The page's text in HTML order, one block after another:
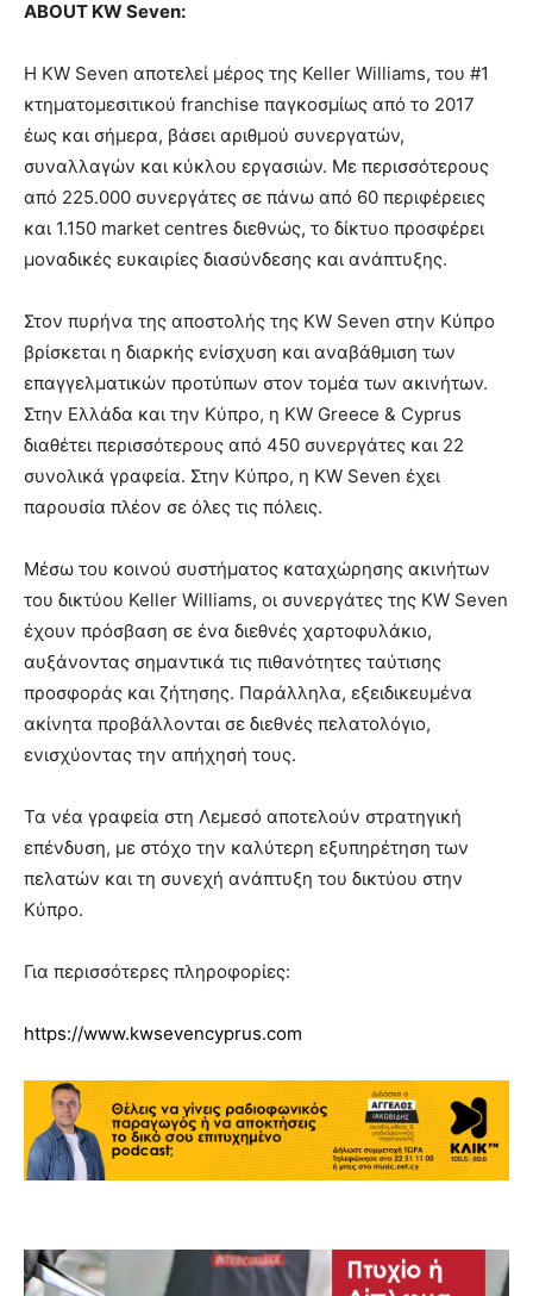
ABOUT KW Seven:
Η KW Seven αποτελεί μέρος της Keller Williams, του #1
κτηματομεσιτικού franchise παγκοσμίως από το 2017
έως και σήμερα, βάσει αριθμού συνεργατών,
συναλλαγών και κύκλου εργασιών. Με περισσότερους
από 225.000 συνεργάτες σε πάνω από 60 περιφέρειες
και 1.150 market centres διεθνώς, το δίκτυο προσφέρει
μοναδικές ευκαιρίες διασύνδεσης και ανάπτυξης.
Στον πυρήνα της αποστολής της KW Seven στην Κύπρο
βρίσκεται η διαρκής ενίσχυση και αναβάθμιση των
επαγγελματικών προτύπων στον τομέα των ακινήτων.
Στην Ελλάδα και την Κύπρο, η KW Greece & Cyprus
διαθέτει περισσότερους από 450 συνεργάτες και 22
συνολικά γραφεία. Στην Κύπρο, η KW Seven έχει
παρουσία πλέον σε όλες τις πόλεις.
Μέσω του κοινού συστήματος καταχώρησης ακινήτων
του δικτύου Keller Williams, οι συνεργάτες της KW Seven
έχουν πρόσβαση σε ένα διεθνές χαρτοφυλάκιο,
αυξάνοντας σημαντικά τις πιθανότητες ταύτισης
προσφοράς και ζήτησης. Παράλληλα, εξειδικευμένα
ακίνητα προβάλλονται σε διεθνές πελατολόγιο,
ενισχύοντας την απήχησή τους.
Τα νέα γραφεία στη Λεμεσό αποτελούν στρατηγική
επένδυση, με στόχο την καλύτερη εξυπηρέτηση των
πελατών και τη συνεχή ανάπτυξη του δικτύου στην
Κύπρο.
Για περισσότερες πληροφορίες:
https://www.kwsevencyprus.com